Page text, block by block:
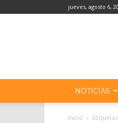
jueves, agosto 6,
NOTICIAS
Inicio Etiquetas